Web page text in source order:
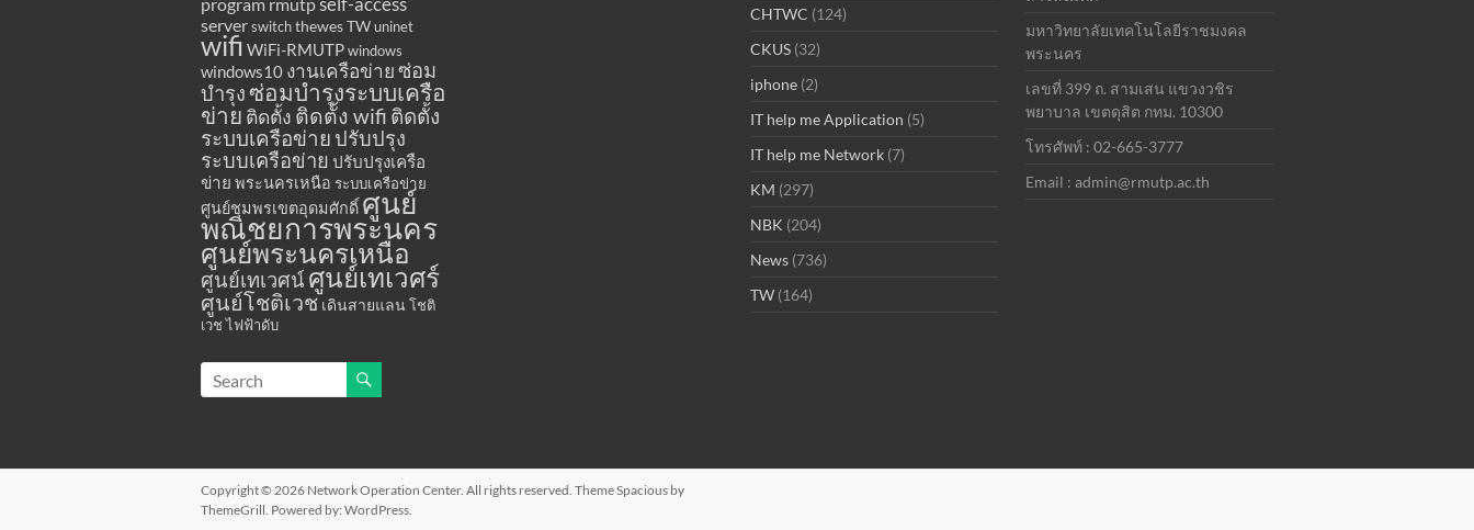
self-access
serverswitchthewesTWuninet
wifi WiFi-RMUTPwindows
windows10 งานเครือข่ายซ่อม
บำรุงซ่อมบำรุงระบบเครือ
ข่าย ติดตั้ง ติดตั้ง wifi ติดตั้ง
ระบบเครือข่าย ปรับปรุง
ระบบเครือข่าย ปรับปรุงเครือ
ข่าย พระนครเหนือ ระบบเครือข่าย
ศูนย์ชุมพรเขตอุดมศักดิ์ ศูนย์
พณิชยการพระนคร
ศูนย์พระนครเหนือ
ศูนย์เทเวศน์ ศูนย์เทเวศร์
ศูนย์โชติเวช เดินสายแลนโชติ
เวช ไฟฟ้าดับ
CHTWC (124)
CKUS (32)
iphone (2)
IT help me Application (5)
IT help me Network (7)
KM (297)
NBK (204)
News (736)
TW (164)
มหาวิทยาลัยเทคโนโลยีราชมงคล
พระนคร
เลขที่ 399 ถ. สามเสน แขวงวชิร
พยาบาล เขตดุสิต กทม. 10300
โทรศัพท์ : 02-665-3777
Email : admin@rmutp.ac.th
Copyright © 2026 Network Operation Center. All rights reserved. ThemeSpacious by
ThemeGrill. Powered by: WordPress.